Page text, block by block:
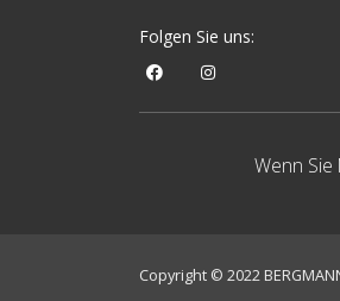
Folgen Sie uns:
Wenn Sie
Copyright © 2022